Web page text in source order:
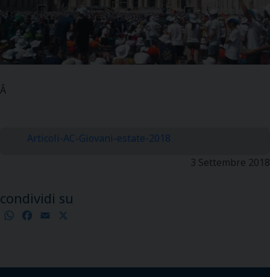
Â
Articoli-AC-Giovani-estate-2018
3 Settembre 2018
condividi su
WhatsApp
Facebook
Email